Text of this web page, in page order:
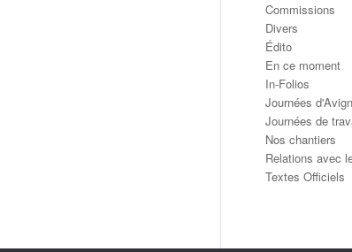
Commissions
Divers
Édito
En ce moment
In-Folios
Journées
Journées de
Nos chantiers
Relations avec
Textes Officiels